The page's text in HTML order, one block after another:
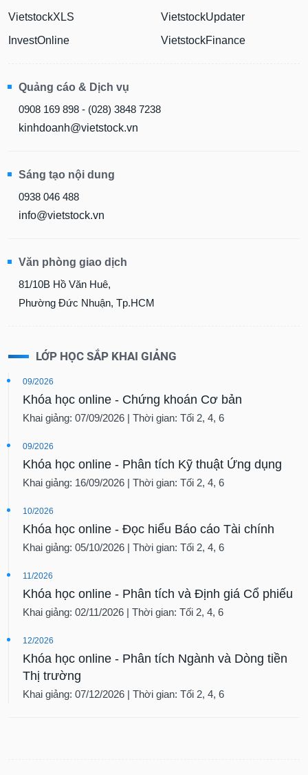
VietstockXLS
InvestOnline
VietstockUpdater
VietstockFinance
Quảng cáo & Dịch vụ
0908 169 898 - (028) 3848 7238
kinhdoanh@vietstock.vn
Sáng tạo nội dung
0938 046 488
info@vietstock.vn
Văn phòng giao dịch
81/10B Hồ Văn Huê,
Phường Đức Nhuận, Tp.HCM
LỚP HỌC SẮP KHAI GIẢNG
09/2026
Khóa học online - Chứng khoán Cơ bản
Khai giảng: 07/09/2026 | Thời gian: Tối 2, 4, 6
09/2026
Khóa học online - Phân tích Kỹ thuật Ứng dụng
Khai giảng: 16/09/2026 | Thời gian: Tối 2, 4, 6
10/2026
Khóa học online - Đọc hiểu Báo cáo Tài chính
Khai giảng: 05/10/2026 | Thời gian: Tối 2, 4, 6
11/2026
Khóa học online - Phân tích và Định giá Cổ phiếu
Khai giảng: 02/11/2026 | Thời gian: Tối 2, 4, 6
12/2026
Khóa học online - Phân tích Ngành và Dòng tiền
Thị trường
Khai giảng: 07/12/2026 | Thời gian: Tối 2, 4, 6